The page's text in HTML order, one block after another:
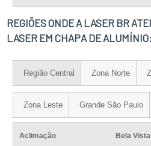
REGIÕES ONDE A LASER BR
LASER EM CHAPA DE ALUMÍNIO:
Região Central Zona Norte
Zona Leste Grande São Paulo
Aclimação
Bela Vista